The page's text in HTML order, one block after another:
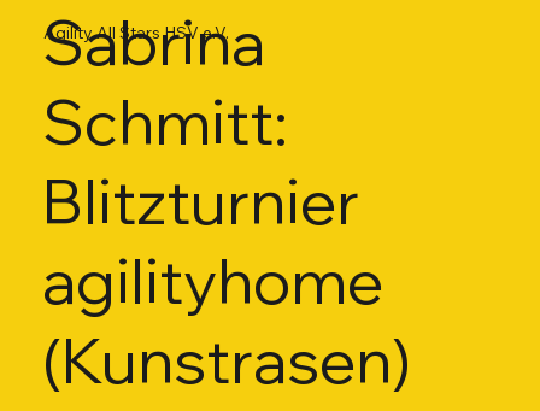
Sabrina
Schmitt:
Blitzturnier
agilityhome
(Kunstrasen)
Agility All Stars HSV e.V.